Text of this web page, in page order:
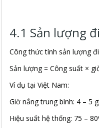
4.1 Sản lượng
Công thức tính sản lượng
Sản lượng = Công suất ×
Ví dụ tại Việt Nam:
Giờ nắng trung bình: 4 – 5
Hiệu suất hệ thống: 75 –